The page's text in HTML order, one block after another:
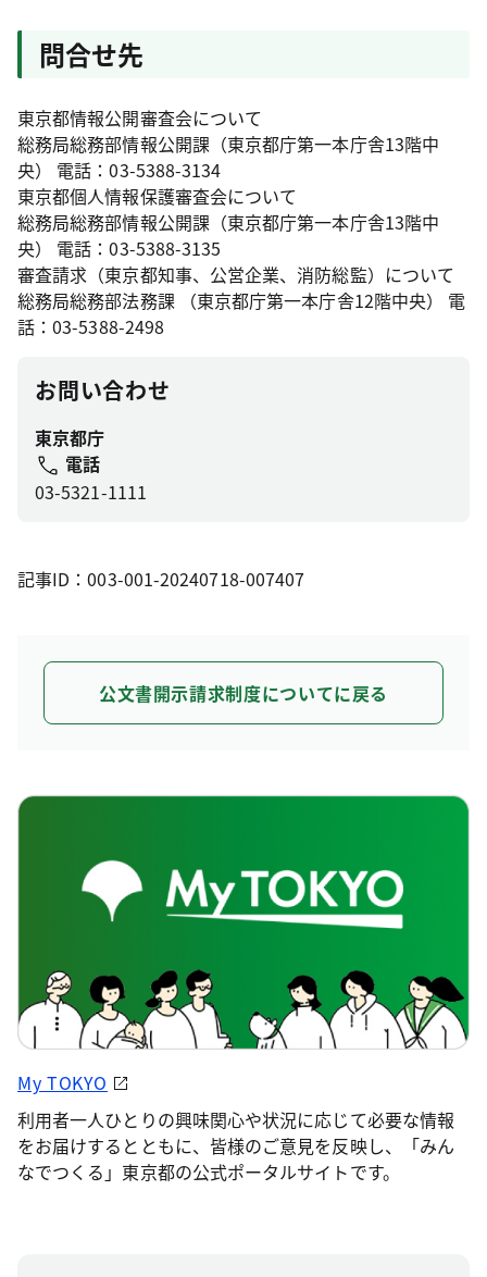
問合せ先
東京都情報公開審査会について
総務局総務部情報公開課（東京都庁第一本庁舎13階中
央） 電話：03-5388-3134
東京都個人情報保護審査会について
総務局総務部情報公開課（東京都庁第一本庁舎13階中
央） 電話：03-5388-3135
審査請求（東京都知事、公営企業、消防総監）について
総務局総務部法務課 （東京都庁第一本庁舎12階中央） 電
話：03-5388-2498
お問い合わせ
東京都庁
電話
03-5321-1111
記事ID：003-001-20240718-007407
公文書開示請求制度についてに戻る
My TOKYO
利用者一人ひとりの興味関心や状況に応じて必要な情報
をお届けするとともに、皆様のご意見を反映し、「みん
なでつくる」東京都の公式ポータルサイトです。